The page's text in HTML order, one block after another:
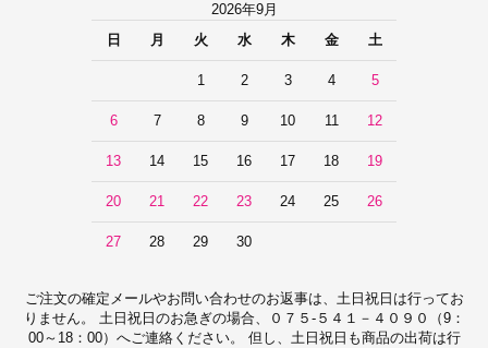
2026年9月
日
月 火 水 木 金 土
1 2 3 4 5
6 7 8 9 10 11 12
13 14 15 16 17 18 19
20 21 22 23 24 25 26
27 28 29 30
ご注文の確定メールやお問い合わせのお返事は、土日祝日は行ってお
りません。 土日祝日のお急ぎの場合、０７５-５４１－４０９０（9：
00～18：00）へご連絡ください。 但し、土日祝日も商品の出荷は行